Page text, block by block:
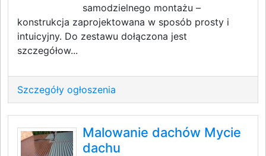
samodzielnego montażu –
konstrukcja zaprojektowana w sposób prosty i
intuicyjny. Do zestawu dołączona jest
szczegółow...
Szczegóły ogłoszenia
Malowanie dachów Mycie
dachu